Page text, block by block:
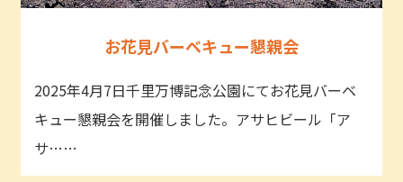
お花見バーベキュー懇親会
2025年4月7日千里万博記念公園にてお花見バーベ
キュー懇親会を開催しました。アサヒビール「ア
サ……